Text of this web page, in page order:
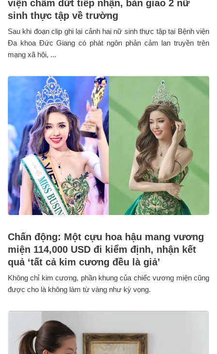
viện chấm dứt tiếp nhận, bàn giao 2 nữ
sinh thực tập về trường
Sau khi đoạn clip ghi lại cảnh hai nữ sinh thực tập tại Bệnh viện
Đa khoa Đức Giang có phát ngôn phản cảm lan truyền trên
mạng xã hội, ...
Chấn động: Một cựu hoa hậu mang vương
miện 114,000 USD đi kiểm định, nhận kết
quả ‘tất cả kim cương đều là giả’
Không chỉ kim cương, phần khung của chiếc vương miện cũng
được cho là không làm từ vàng như kỳ vọng.